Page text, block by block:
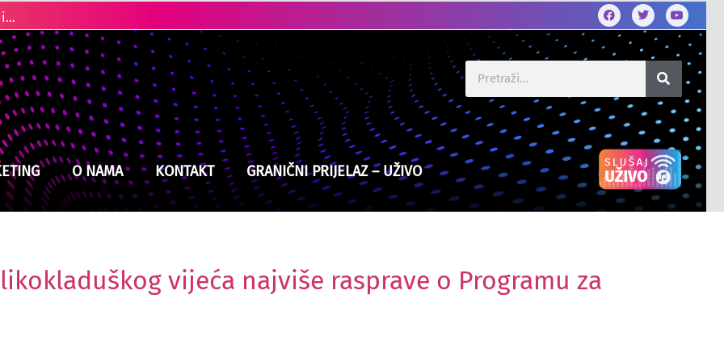
Ubistvo u Cazinu: Policija brzo locirala i uhapsila osumnjičenog
O NAMA KONTAKT GRANIČNI PRIJELAZ – UŽIVO
vijeća najviše rasprave o Programu za